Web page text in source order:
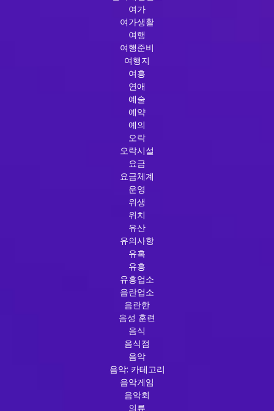
여가
여가생활
여행
여행준비
여행지
여흥
연애
예술
예약
예의
오락
오락시설
요금
요금체계
운영
위생
위치
유산
유의사항
유혹
유흥
유흥업소
음란업소
음란한
음성 훈련
음식
음식점
음악
음악: 카테고리
음악게임
음악회
의류